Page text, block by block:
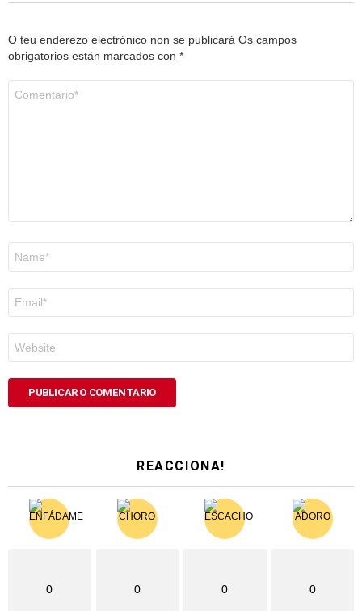
O teu enderezo electrónico non se publicará Os campos
obrigatorios están marcados con *
electrónico
*
REACCIONA!
0 0 0 0